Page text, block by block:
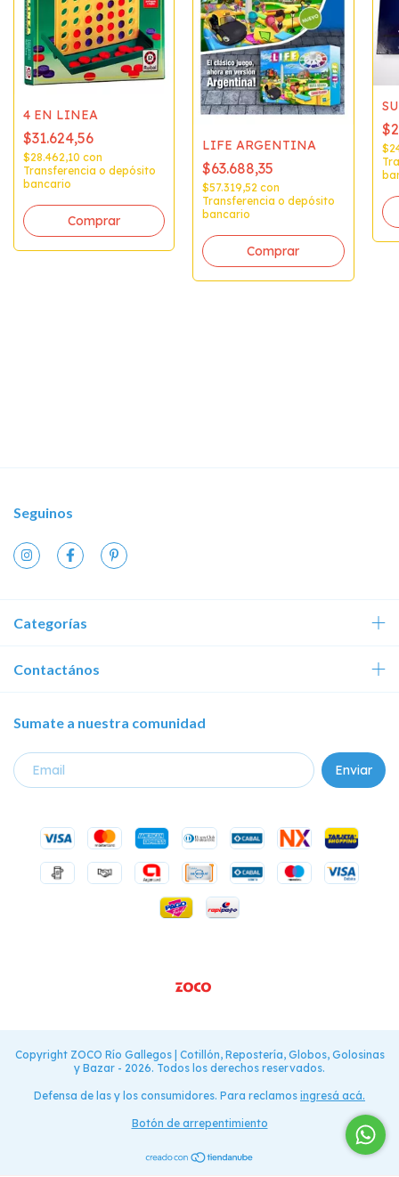
4 EN LINEA
$31.624,56
$28.462,10 con
Transferencia o depósito
bancario
LIFE ARGENTINA
$63.688,35
$57.319,52con
Transferencia o depósito
bancario
Seguinos
Categorías
Contactános
Sumate a nuestra comunidad
Copyright ZOCO Río Gallegos | Cotillón, Repostería, Globos, Golosinas
y Bazar - 2026. Todos los derechos reservados.
Defensa de las y los consumidores. Para reclamos ingresá acá.
Botón de arrepentimiento